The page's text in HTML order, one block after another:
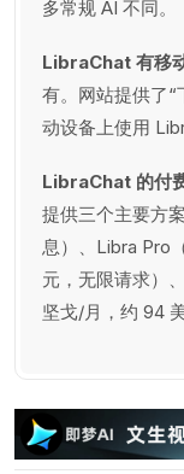
多常规 AI 不同。
LibraChat 有移
有。网站提供了“
动设备上使用
LibraChat 的付
提供三个主要方
息）、Libra Pro
元，无限请求）
坚戈/月，约 94